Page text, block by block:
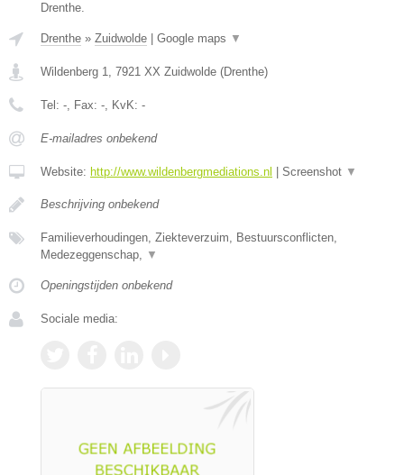
Drenthe.
Drenthe » Zuidwolde Google maps ▼
Wildenberg 1, 7921 XX Zuidwolde (Drenthe)
Tel: -, Fax: -, KvK: -
E-mailadres onbekend
Website: http://www.wildenbergmediations.nl Screenshot ▼
Beschrijving onbekend
Familieverhoudingen, Ziekteverzuim, Bestuursconflicten,
Medezeggenschap, ▼
Openingstijden onbekend
Sociale media: